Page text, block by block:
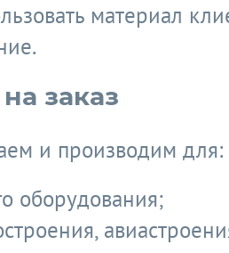
материал
заказ
и производим для:
оборудования;